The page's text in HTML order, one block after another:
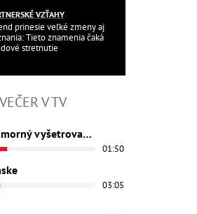
VZŤAHY
prinesie veľké zmeny aj
Tieto znamenia čaká
stretnutie
VEČER V TV
NCIS - Námorný vyšetrovací úrad
01:50
03:05